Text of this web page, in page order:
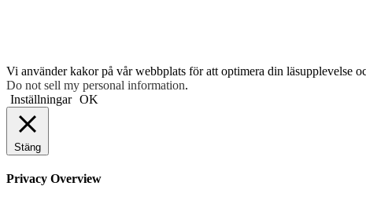
Vi använder kakor på vår webbplats för att optimera din läsupplevelse
Do not sell my personal information.
Inställningar OK
Stäng
Privacy Overview